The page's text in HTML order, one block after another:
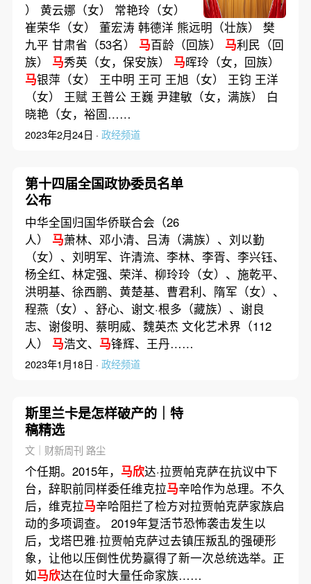
） 黄云娜（女） 常艳玲（女）
崔荣华（女） 董宏涛 韩德洋 熊远明（壮族） 樊
九平 甘肃省（53名） 马百龄（回族） 马利民（回
族） 马秀英（女，保安族） 马晖玲（女，回族）
马银萍（女） 王中明 王可 王旭（女） 王钧 王洋
（女） 王赋 王普公 王巍 尹建敏（女，满族） 白
晓艳（女，裕固……
2023年2月24日 · 政经频道
第十四届全国政协委员名单
公布
中华全国归国华侨联合会（26
人） 马萧林、邓小清、吕涛（满族）、刘以勤
（女）、刘明军、许清流、李林、李胥、李兴钰、
杨全红、林定强、荣洋、柳玲玲（女）、施乾平、
洪明基、徐西鹏、黄楚基、曹君利、隋军（女）、
程燕（女）、舒心、谢文·根多（藏族）、谢良
志、谢俊明、蔡明威、魏英杰 文化艺术界（112
人） 马浩文、 马锋辉、王丹……
2023年1月18日 · 政经频道
斯里兰卡是怎样破产的｜特
稿精选
文｜财新周刊 路尘
个任期。2015年， 马欣达·拉贾帕克萨在抗议中下
台，辞职前同样委任维克拉马辛哈作为总理。不久
后，维克拉马辛哈阻拦了检方对拉贾帕克萨家族启
动的多项调查。 2019年复活节恐怖袭击发生以
后，戈塔巴雅·拉贾帕克萨过去镇压叛乱的强硬形
象，让他以压倒性优势赢得了新一次总统选举。正
如马欣达在位时大量任命家族……